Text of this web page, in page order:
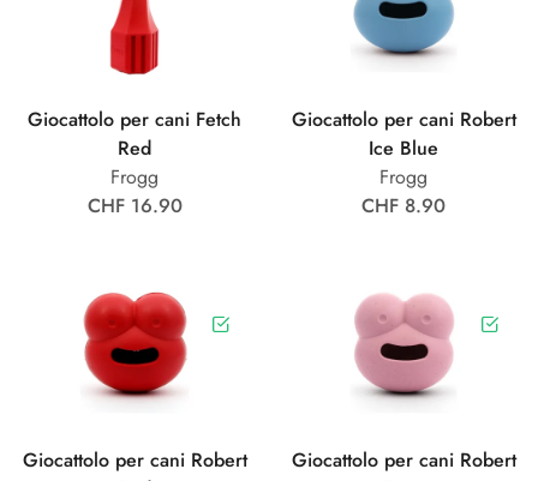
Giocattolo per cani Fetch
Red
Frogg
CHF 16.90
Giocattolo per cani Robert
Ice Blue
Frogg
CHF 8.90
Giocattolo per cani Robert
Giocattolo per cani Robert